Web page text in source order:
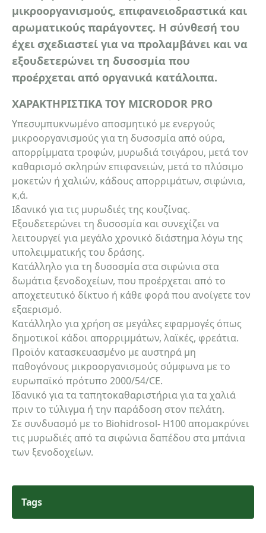
Τηλέφωνο
email
Σχόλια:
Αποστολή
μικροοργανισμούς, επιφανειοδραστικά και
αρωματικούς παράγοντες. Η σύνθεσή του
έχει σχεδιαστεί για να προλαμβάνει και να
εξουδετερώνει τη δυσοσμία που
προέρχεται από οργανικά κατάλοιπα.
ΧΑΡΑΚΤΗΡΙΣΤΙΚΑ ΤΟΥ MICRODOR PRO
Υπεσυμπυκνωμένο αποσμητικό με ενεργούς
μικροοργανισμούς για τη δυσοσμία από ούρα,
απορρίμματα τροφών, μυρωδιά τσιγάρου, μετά τον
καθαρισμό σκληρών επιφανειών, μετά το πλύσιμο
μοκετών ή χαλιών, κάδους απορριμάτων, σιφώνια,
κ,ά.
Ιδανικό για τις μυρωδιές της κουζίνας.
Εξουδετερώνει τη δυσοσμία και συνεχίζει να
λειτουργεί για μεγάλο χρονικό διάστημα λόγω της
υπολειμματικής του δράσης.
Κατάλληλο για τη δυσοσμία στα σιφώνια στα
δωμάτια ξενοδοχείων, που προέρχεται από το
αποχετευτικό δίκτυο ή κάθε φορά που ανοίγετε τον
εξαερισμό.
Κατάλληλο για χρήση σε μεγάλες εφαρμογές όπως
δημοτικοί κάδοι απορριμμάτων, λαϊκές, φρεάτια.
Προϊόν κατασκευασμένο με αυστηρά μη
παθογόνους μικροοργανισμούς σύμφωνα με το
ευρωπαϊκό πρότυπο 2000/54/CE.
Ιδανικό για τα ταπητοκαθαριστήρια για τα χαλιά
πριν το τύλιγμα ή την παράδοση στον πελάτη.
Σε συνδυασμό με το Biohidrosol- H100 απομακρύνει
τις μυρωδιές από τα σιφώνια δαπέδου στα μπάνια
των ξενοδοχείων.
Tags